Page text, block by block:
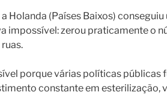
Holanda (Países Baixos)
impossível: zerou praticamente o
porque várias políticas públicas
constante em esterilização,